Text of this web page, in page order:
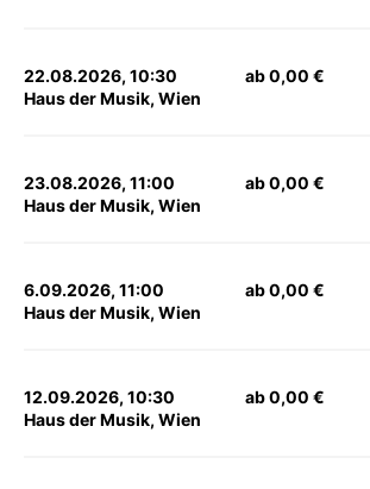
22.08.2026, 10:30
Haus der Musik, Wien
ab 0,00 €
23.08.2026, 11:00
Haus der Musik, Wien
ab 0,00 €
6.09.2026, 11:00
Haus der Musik, Wien
ab 0,00 €
12.09.2026, 10:30
Haus der Musik, Wien
ab 0,00 €